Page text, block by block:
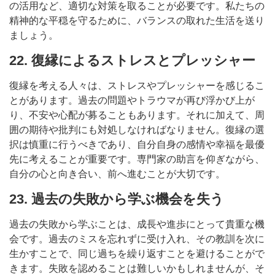
の活用など、適切な対策を取ることが必要です。私たちの
精神的な平穏を守るために、バランスの取れた生活を送り
ましょう。
22. 復縁によるストレスとプレッシャー
復縁を考える人々は、ストレスやプレッシャーを感じるこ
とがあります。過去の問題やトラウマが再び浮かび上が
り、不安や心配が募ることもあります。それに加えて、周
囲の期待や批判にも対処しなければなりません。復縁の選
択は慎重に行うべきであり、自分自身の感情や幸福を最優
先に考えることが重要です。専門家の助言を仰ぎながら、
自分の心と向き合い、前へ進むことが大切です。
23. 過去の失敗から学ぶ機会を失う
過去の失敗から学ぶことは、成長や進歩にとって貴重な機
会です。過去のミスを忘れずに受け入れ、その教訓を次に
生かすことで、同じ過ちを繰り返すことを避けることがで
きます。失敗を認めることは難しいかもしれませんが、そ